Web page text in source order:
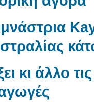
κι άλλο